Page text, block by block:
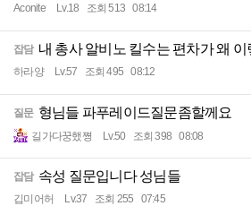
Aconite Lv.18 조회 513 08:14
잡담 내 총사 알비노 킬수는 편차가 왜
하라양 Lv.57 조회 495 08:12
질문 형님들 파푸레이드질문좀할께요
길가다꿍했쪙 Lv.50 조회 398 08:08
잡담 속성 질문입니다 성님들
깁미어허 Lv.37 조회 255 07:45